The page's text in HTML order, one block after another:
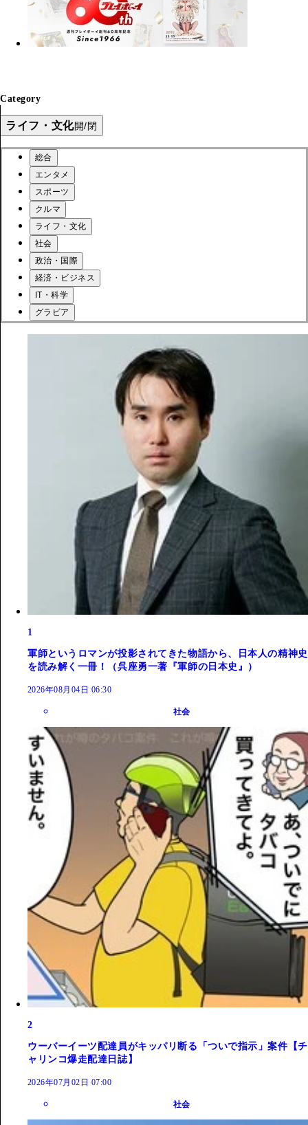
Category
ライフ・文化開/閉
総合
エンタメ
スポーツ
クルマ
ライフ・文化
社会
政治・国際
経済・ビジネス
IT・科学
グラビア
1
軍師というロマンが投影されてきた物語から、日本人の精神史
を読み解く一冊！（呉座勇一著『軍師の日本史』）
2026年08月04日 06:30
社会
2
ウーバーイーツ配達員がキッパリ断る「ついで指示」案件【チ
ャリンコ爆走配達日誌】
2026年07月02日 07:00
社会